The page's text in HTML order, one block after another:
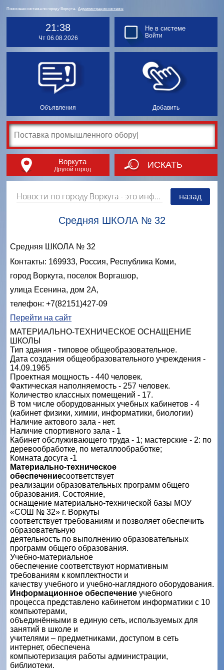
Поисковая система по городу Воркута. Администрация системы
21:38
Чт 06.08.2026
Объявления Добавить
Не в системе
Войти
Воркута
Другой город ИСКАТЬ
Новости по городу Воркута- это информация о событиях, мероприятиях и торгово-коммерческой деятельности города. Страницу наполняют платные и бесплатные объявления, имеющие функцию "поднятия вверх списка". назад
Средняя ШКОЛА № 32
Средняя ШКОЛА № 32
Контакты: 169933, Россия, Республика Коми,
город Воркута, поселок Воргашор,
улица Есенина, дом 2А,
телефон: +7(82151)427-09
Перейти на сайт
МАТЕРИАЛЬНО-ТЕХНИЧЕСКОЕ ОСНАЩЕНИЕ
ШКОЛЫ
Тип здания - типовое общеобразовательное.
Дата создания общеобразовательного учреждения -
14.09.1965
Проектная мощность - 440 человек.
Фактическая наполняемость - 257 человек.
Количество классных помещений - 17.
В том числе оборудованных учебных кабинетов - 4
(кабинет физики, химии, информатики, биологии)
Наличие актового зала - нет.
Наличие спортивного зала - 1
Кабинет обслуживающего труда - 1; мастерские - 2: по
деревообработке, по металлообработке;
Комната досуга -1
Материально-техническое
обеспечениесоответствует
реализации образовательных программ общего
образования. Состояние,
оснащение материально-технической базы МОУ
«CОШ № 32» г. Воркуты
соответствует требованиям и позволяет обеспечить
образовательную
деятельность по выполнению образовательных
программ общего образования.
Учебно-материальное
обеспечение соответствуют нормативным
требованиям к комплектности и
качеству учебного и учебно-наглядного оборудования.
Информационное обеспечение учебного
процесса представлено кабинетом информатики с 10
компьютерами,
объединёнными в единую сеть, используемых для
занятий в школе и
учителями – предметниками, доступом в сеть
интернет, обеспечена
компьютеризация работы администрации,
библиотеки.